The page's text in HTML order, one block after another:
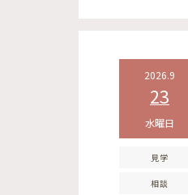
2026.9
23
水曜日
見学
相談